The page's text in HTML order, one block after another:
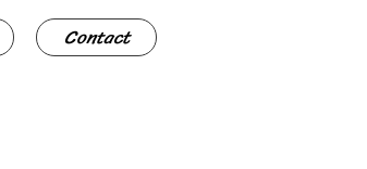
Contact